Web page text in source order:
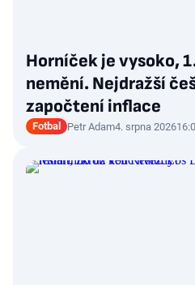
Horníček je vysoko,
nemění. Nejdražší
započtení inflace
Fotbal Petr Adam4. srpna 2026